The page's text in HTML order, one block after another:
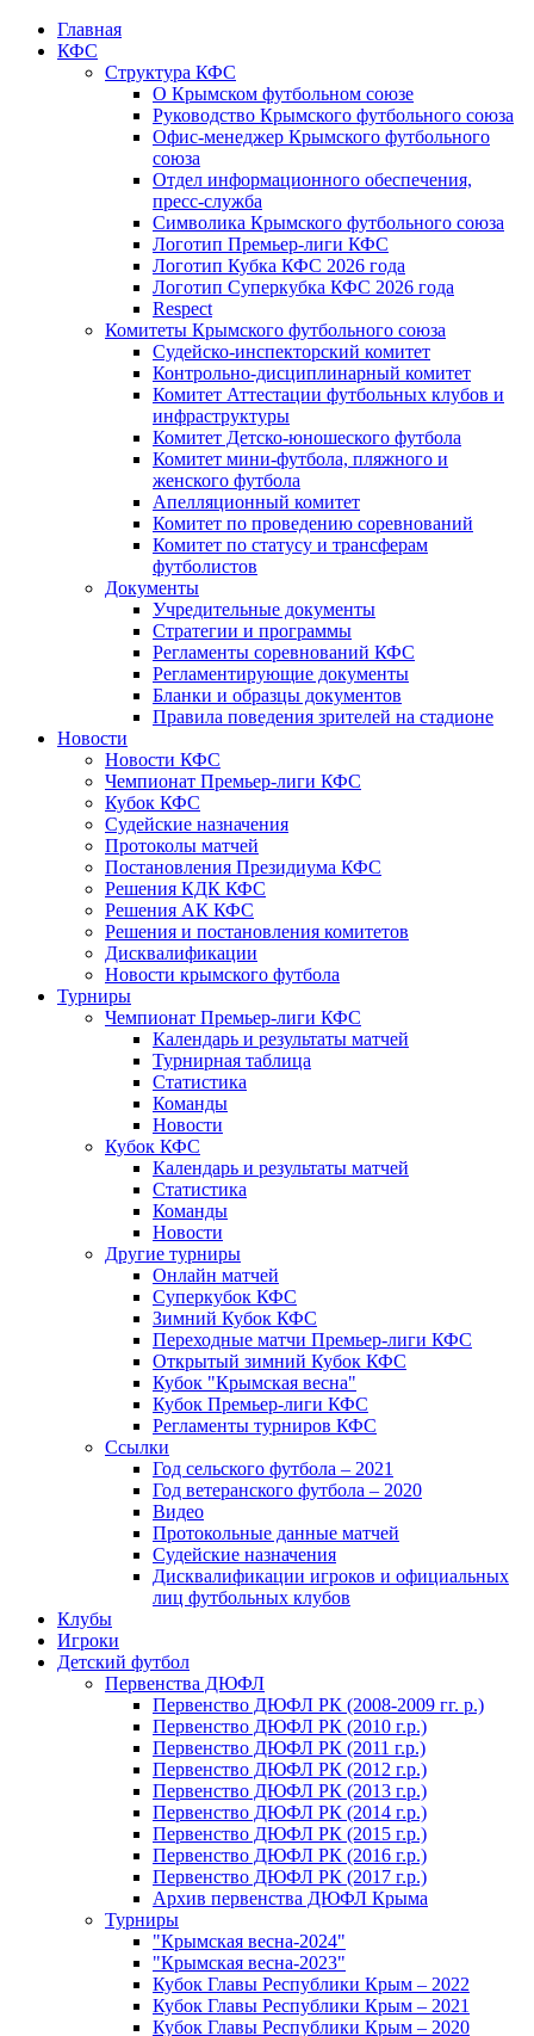
Главная
КФС
Структура КФС
О Крымском футбольном союзе
Руководство Крымского футбольного союза
Офис-менеджер Крымского футбольного
союза
Отдел информационного обеспечения,
пресс-служба
Символика Крымского футбольного союза
Логотип Премьер-лиги КФС
Логотип Кубка КФС 2026 года
Логотип Суперкубка КФС 2026 года
Respect
Комитеты Крымского футбольного союза
Судейско-инспекторский комитет
Контрольно-дисциплинарный комитет
Комитет Аттестации футбольных клубов и
инфраструктуры
Комитет Детско-юношеского футбола
Комитет мини-футбола, пляжного и
женского футбола
Апелляционный комитет
Комитет по проведению соревнований
Комитет по статусу и трансферам
футболистов
Документы
Учредительные документы
Стратегии и программы
Регламенты соревнований КФС
Регламентирующие документы
Бланки и образцы документов
Правила поведения зрителей на стадионе
Новости
Новости КФС
Чемпионат Премьер-лиги КФС
Кубок КФС
Судейские назначения
Протоколы матчей
Постановления Президиума КФС
Решения КДК КФС
Решения АК КФС
Решения и постановления комитетов
Дисквалификации
Новости крымского футбола
Турниры
Чемпионат Премьер-лиги КФС
Календарь и результаты матчей
Турнирная таблица
Статистика
Команды
Новости
Кубок КФС
Календарь и результаты матчей
Статистика
Команды
Новости
Другие турниры
Онлайн матчей
Суперкубок КФС
Зимний Кубок КФС
Переходные матчи Премьер-лиги КФС
Открытый зимний Кубок КФС
Кубок "Крымская весна"
Кубок Премьер-лиги КФС
Регламенты турниров КФС
Ссылки
Год сельского футбола – 2021
Год ветеранского футбола – 2020
Видео
Протокольные данные матчей
Судейские назначения
Дисквалификации игроков и официальных
лиц футбольных клубов
Клубы
Игроки
Детский футбол
Первенства ДЮФЛ
Первенство ДЮФЛ РК (2008-2009 гг. р.)
Первенство ДЮФЛ РК (2010 г.р.)
Первенство ДЮФЛ РК (2011 г.р.)
Первенство ДЮФЛ РК (2012 г.р.)
Первенство ДЮФЛ РК (2013 г.р.)
Первенство ДЮФЛ РК (2014 г.р.)
Первенство ДЮФЛ РК (2015 г.р.)
Первенство ДЮФЛ РК (2016 г.р.)
Первенство ДЮФЛ РК (2017 г.р.)
Архив первенства ДЮФЛ Крыма
Турниры
"Крымская весна-2024"
"Крымская весна-2023"
Кубок Главы Республики Крым – 2022
Кубок Главы Республики Крым – 2021
Кубок Главы Республики Крым – 2020